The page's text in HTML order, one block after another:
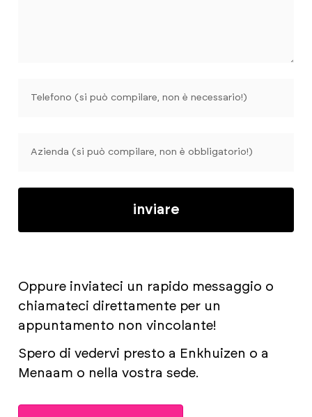
inviare
Oppure inviateci un rapido messaggio o
chiamateci direttamente per un
appuntamento non vincolante!
Spero di vedervi presto a Enkhuizen o a
Menaam o nella vostra sede.